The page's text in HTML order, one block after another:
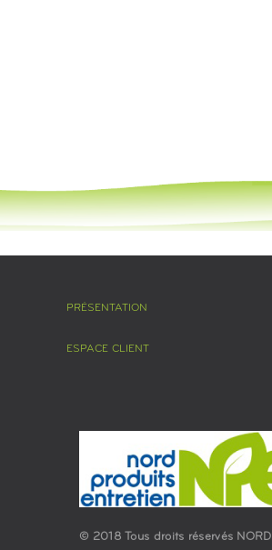
PRÉSENTATION
ESPACE CLIENT
© 2018 Tous droits réservés NORD